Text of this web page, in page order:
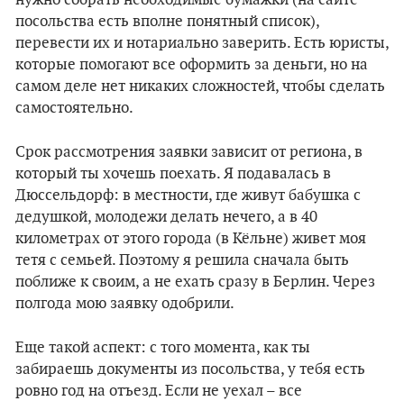
посольства есть вполне понятный список),
перевести их и нотариально заверить. Есть юристы,
которые помогают все оформить за деньги, но на
самом деле нет никаких сложностей, чтобы сделать
самостоятельно.
Срок рассмотрения заявки зависит от региона, в
который ты хочешь поехать. Я подавалась в
Дюссельдорф: в местности, где живут бабушка с
дедушкой, молодежи делать нечего, а в 40
километрах от этого города (в Кёльне) живет моя
тетя с семьей. Поэтому я решила сначала быть
поближе к своим, а не ехать сразу в Берлин. Через
полгода мою заявку одобрили.
Еще такой аспект: с того момента, как ты
забираешь документы из посольства, у тебя есть
ровно год на отъезд. Если не уехал – все